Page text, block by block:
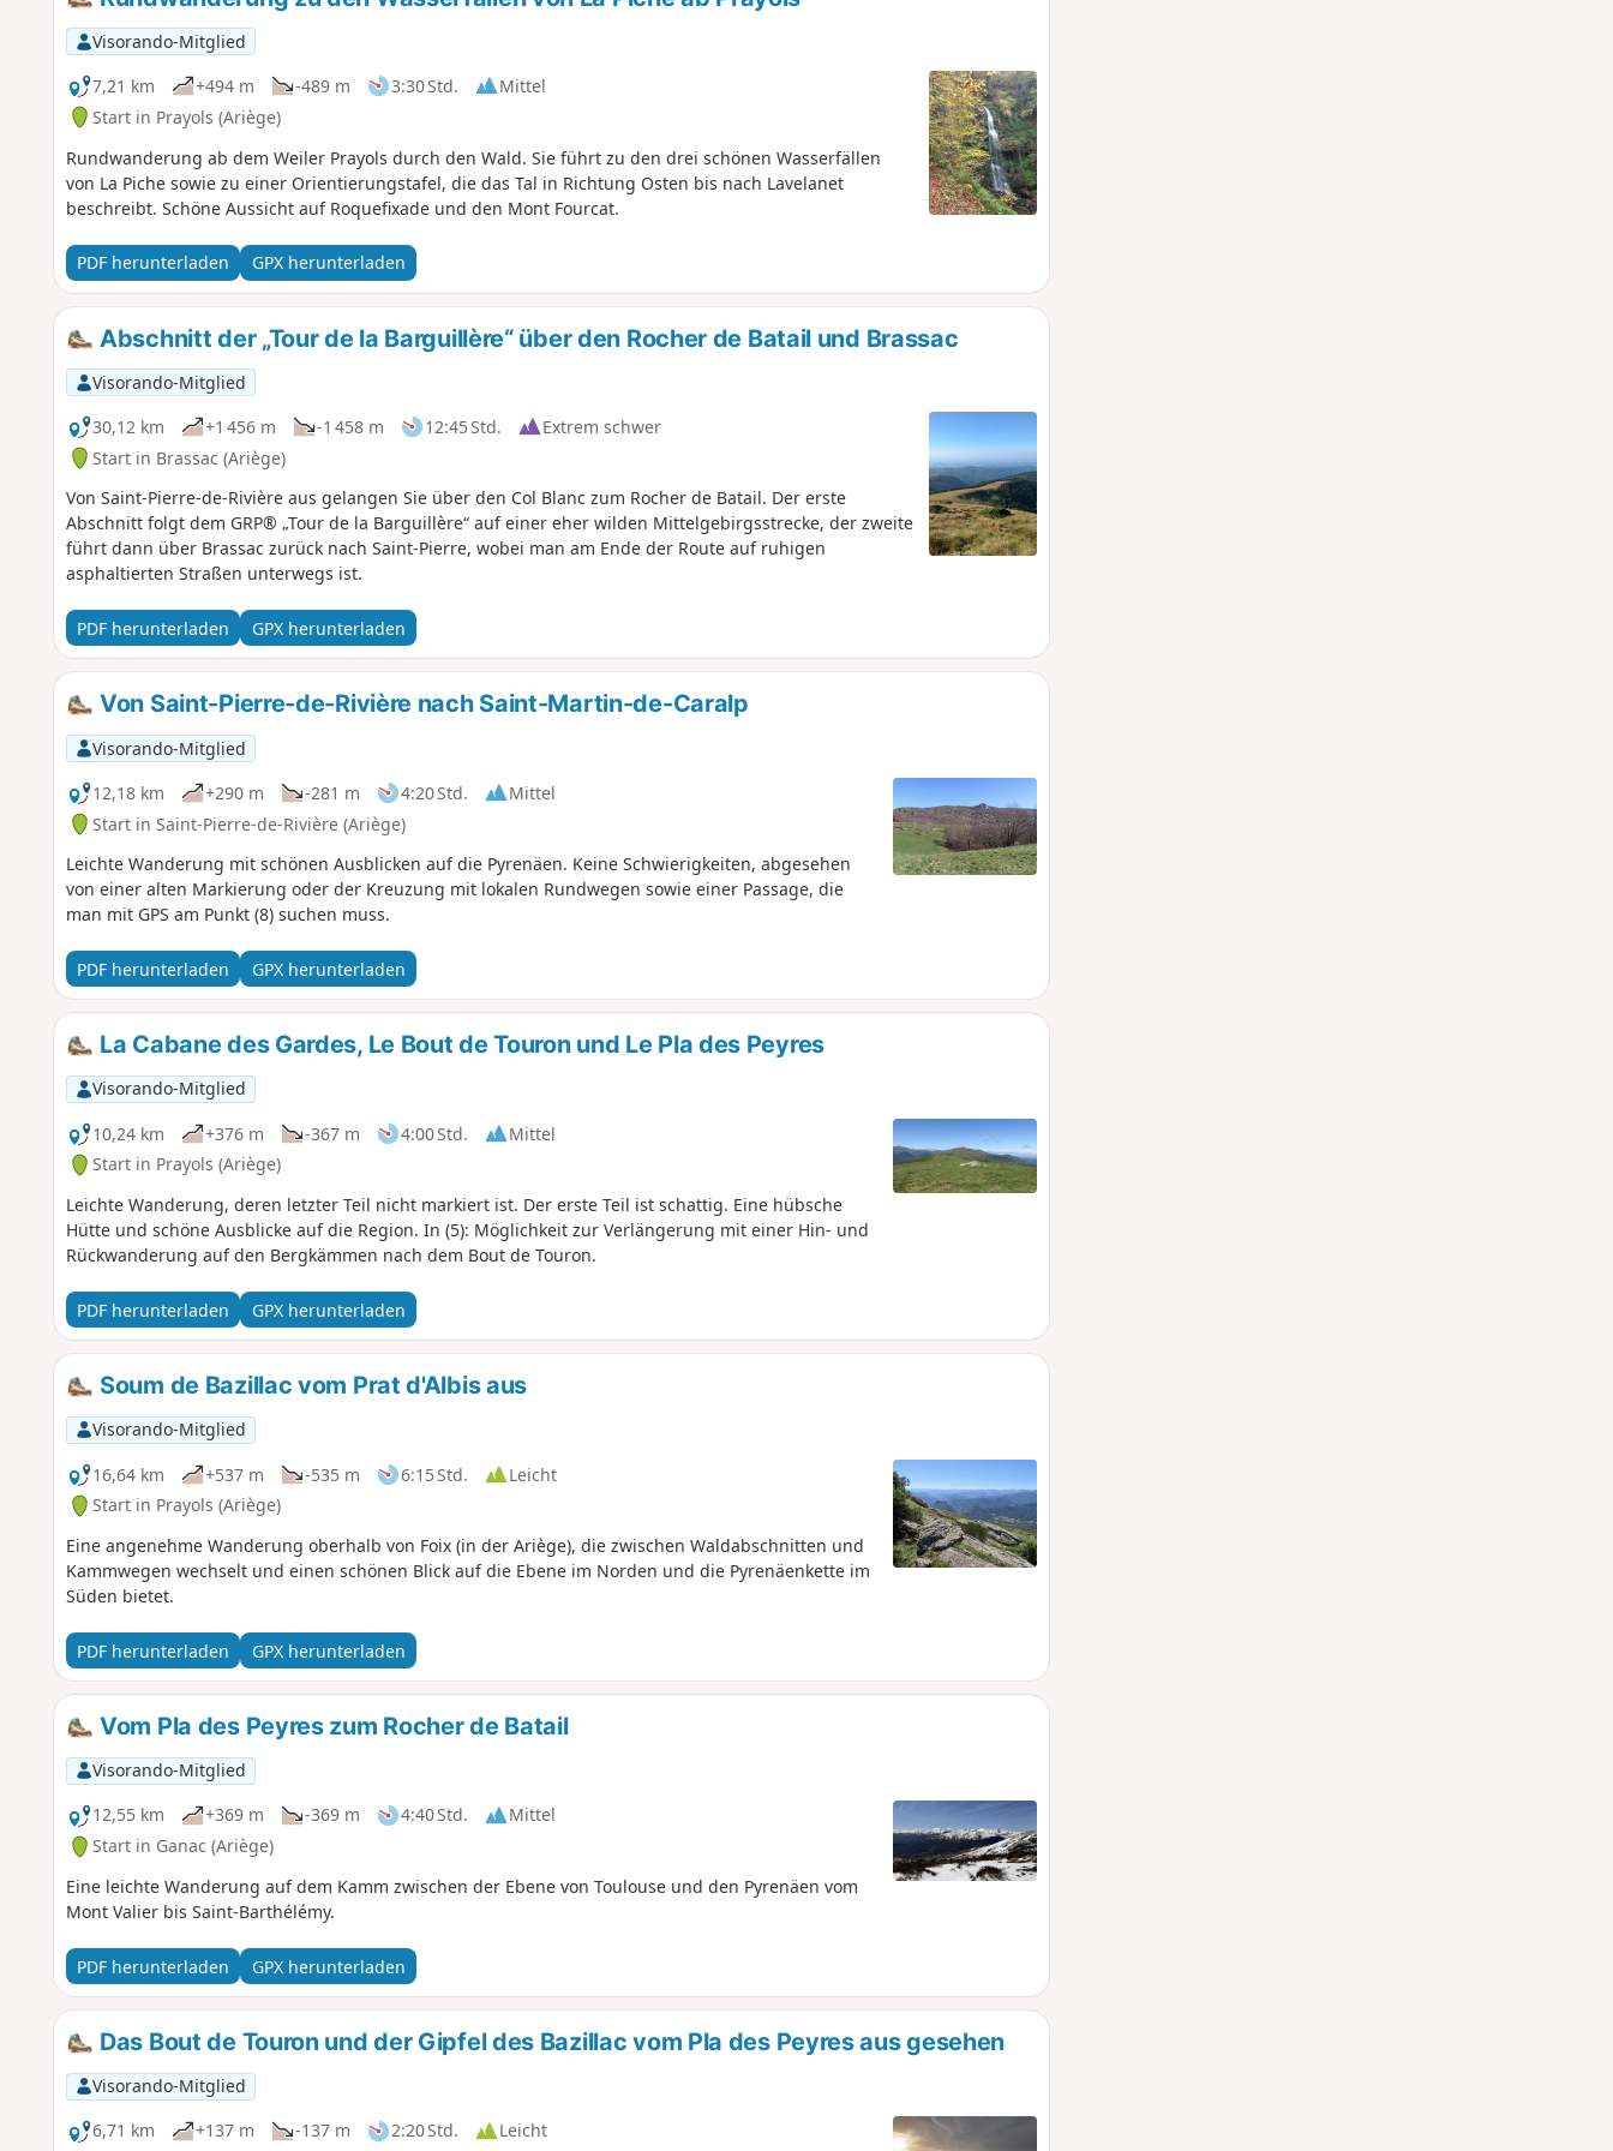
Abwechslung in ihre Routen bringen möchten.
Visorando-Mitglied
7,21 km
+494 m -489 m 3:30 Std.
Mittel
Start in Prayols (Ariège)
Rundwanderung ab dem Weiler Prayols durch den Wald. Sie führt zu den drei schönen Wasserfällen
von La Piche sowie zu einer Orientierungstafel, die das Tal in Richtung Osten bis nach Lavelanet
beschreibt. Schöne Aussicht auf Roquefixade und den Mont Fourcat.
PDF herunterladen GPX herunterladen
Abschnitt der „Tour de la Barguillère“ über den Rocher de Batail und Brassac
Visorando-Mitglied
30,12 km
+1 456 m -1 458 m 12:45 Std.
Extrem schwer
Start in Brassac (Ariège)
Von Saint-Pierre-de-Rivière aus gelangen Sie über den Col Blanc zum Rocher de Batail. Der erste
Abschnitt folgt dem GRP® „Tour de la Barguillère“ auf einer eher wilden Mittelgebirgsstrecke, der zweite
führt dann über Brassac zurück nach Saint-Pierre, wobei man am Ende der Route auf ruhigen
asphaltierten Straßen unterwegs ist.
PDF herunterladen GPX herunterladen
Von Saint-Pierre-de-Rivière nach Saint-Martin-de-Caralp
Visorando-Mitglied
12,18 km
+290 m -281 m 4:20 Std.
Mittel
Start in Saint-Pierre-de-Rivière (Ariège)
Leichte Wanderung mit schönen Ausblicken auf die Pyrenäen. Keine Schwierigkeiten, abgesehen
von einer alten Markierung oder der Kreuzung mit lokalen Rundwegen sowie einer Passage, die
man mit GPS am Punkt (8) suchen muss.
PDF herunterladen GPX herunterladen
La Cabane des Gardes, Le Bout de Touron und Le Pla des Peyres
Visorando-Mitglied
10,24 km
+376 m -367 m 4:00 Std.
Mittel
Start in Prayols (Ariège)
Leichte Wanderung, deren letzter Teil nicht markiert ist. Der erste Teil ist schattig. Eine hübsche
Hütte und schöne Ausblicke auf die Region. In (5): Möglichkeit zur Verlängerung mit einer Hin- und
Rückwanderung auf den Bergkämmen nach dem Bout de Touron.
PDF herunterladen GPX herunterladen
Soum de Bazillac vom Prat d'Albis aus
Visorando-Mitglied
16,64 km
+537 m -535 m 6:15 Std.
Leicht
Start in Prayols (Ariège)
Eine angenehme Wanderung oberhalb von Foix (in der Ariège), die zwischen Waldabschnitten und
Kammwegen wechselt und einen schönen Blick auf die Ebene im Norden und die Pyrenäenkette im
Süden bietet.
PDF herunterladen GPX herunterladen
Vom Pla des Peyres zum Rocher de Batail
Visorando-Mitglied
12,55 km
+369 m -369 m 4:40 Std.
Mittel
Start in Ganac (Ariège)
Eine leichte Wanderung auf dem Kamm zwischen der Ebene von Toulouse und den Pyrenäen vom
Mont Valier bis Saint-Barthélémy.
PDF herunterladen GPX herunterladen
Das Bout de Touron und der Gipfel des Bazillac vom Pla des Peyres aus gesehen
Visorando-Mitglied
6,71 km
+137 m -137 m 2:20 Std.
Leicht